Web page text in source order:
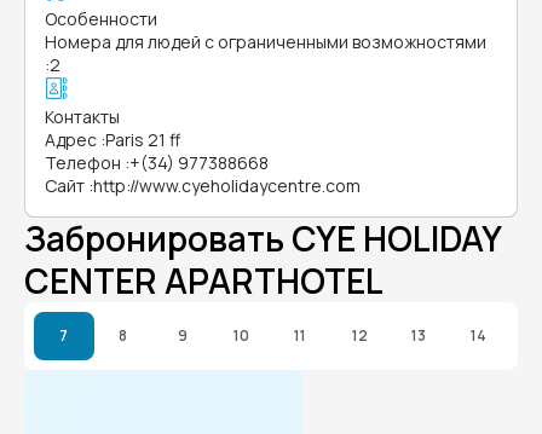
Особенности
Номера для людей с ограниченными возможностями
:2
Контакты
Адрес :Paris 21 ff
Телефон :+(34) 977388668
Сайт :http://www.cyeholidaycentre.com
Забронировать CYE HOLIDAY
CENTER APARTHOTEL
7 8 9 10 11 12 13 14